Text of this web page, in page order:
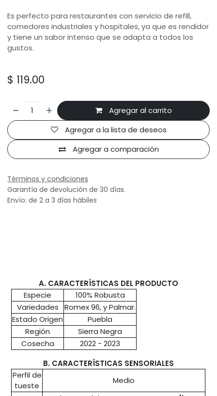
Es perfecto para restaurantes con servicio de refill,
comedores industriales y hospitales, ya que es rendidor
y tiene un sabor intenso que se adapta a todos los
gustos.
$ 119.00
Agregar al carrito
Agregar a comparación
Agregar a la lista de deseos
Términos y condiciones
Garantía de devolución de 30 días.
Envío: de 2 a 3 días hábiles
A. CARACTERÍSTICAS DEL PRODUCTO
Especie
100% Robusta
Variedades
Romex 96, y Palmar.
Estado Origen
Puebla
Región
Sierra Negra
Cosecha
2022 - 2023
B. CARACTERÍSTICAS SENSORIALES
Perfil de
tueste
Medio